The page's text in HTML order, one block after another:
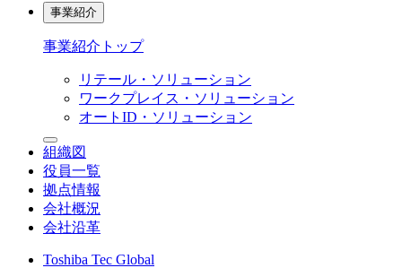
事業紹介
事業紹介トップ
リテール・ソリューション
ワークプレイス・ソリューション
オートID・ソリューション
組織図
役員一覧
拠点情報
会社概況
会社沿革
Toshiba Tec Global